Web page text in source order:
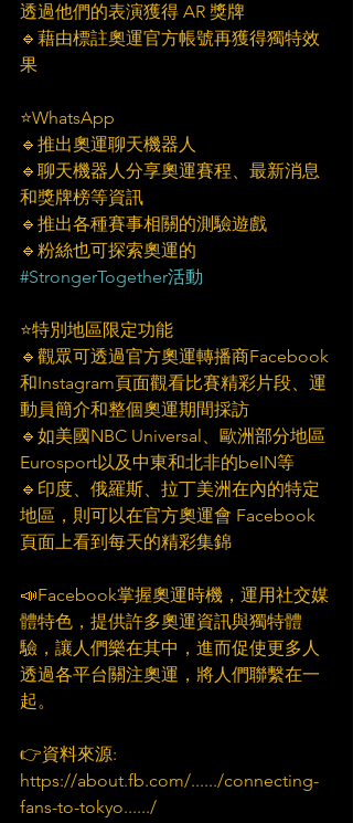
透過他們的表演獲得 AR 獎牌
🔹藉由標註奧運官方帳號再獲得獨特效
果
⭐️WhatsApp
🔹推出奧運聊天機器人
🔹聊天機器人分享奧運賽程、最新消息
和獎牌榜等資訊
🔹推出各種賽事相關的測驗遊戲
🔹粉絲也可探索奧運的
#StrongerTogether活動
⭐️特別地區限定功能
🔹觀眾可透過官方奧運轉播商Facebook
和Instagram頁面觀看比賽精彩片段、運
動員簡介和整個奧運期間採訪
🔹如美國NBC Universal、歐洲部分地區
Eurosport以及中東和北非的beIN等
🔹印度、俄羅斯、拉丁美洲在內的特定
地區，則可以在官方奧運會 Facebook
頁面上看到每天的精彩集錦
📣Facebook掌握奧運時機，運用社交媒
體特色，提供許多奧運資訊與獨特體
驗，讓人們樂在其中，進而促使更多人
透過各平台關注奧運，將人們聯繫在一
起。
👉資料來源:
https://about.fb.com/....../connecting-
fans-to-tokyo....../